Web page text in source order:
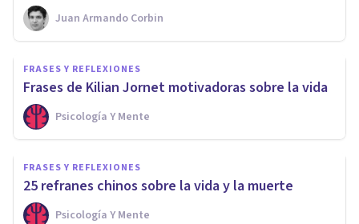
Juan Armando Corbin
FRASES Y REFLEXIONES
Frases de Kilian Jornet motivadoras sobre la vida
Psicología Y Mente
FRASES Y REFLEXIONES
25 refranes chinos sobre la vida y la muerte
Psicología Y Mente